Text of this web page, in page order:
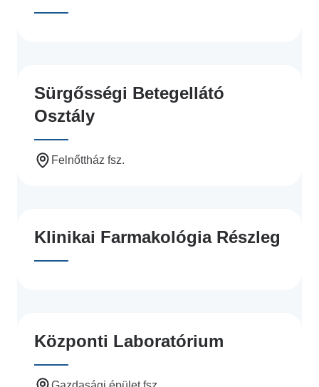
Sürgősségi Betegellátó
Osztály
Felnőttház fsz.
Klinikai Farmakológia Részleg
Központi Laboratórium